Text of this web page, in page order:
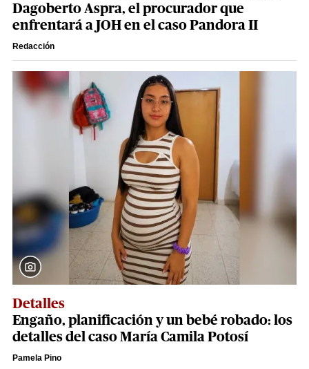
Dagoberto Aspra, el procurador que
enfrentará a JOH en el caso Pandora II
Redacción
Detalles
Engaño, planificación y un bebé robado: los
detalles del caso María Camila Potosí
Pamela Pino